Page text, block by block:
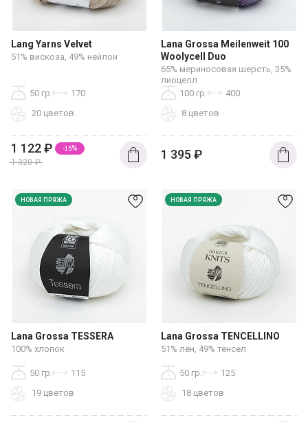
Lang Yarns Velvet
51% вискоза, 49% нейлон
50 гр.
170
20 цветов
1 122₽
1 320 ₽
-15%
Lana Grossa Meilenweit 100
Woolycell Duo
65% мериносовая шерсть, 35%
лиоцелл
100 гр.
400
8 цветов
1 395 ₽
НОВАЯ ПРЯЖА
Lana Grossa TESSERA
100% хлопок
50 гр.
115
19 цветов
НОВАЯ ПРЯЖА
Lana Grossa TENCELLINO
51% лён, 49% тенсел
50 гр.
125
18 цветов